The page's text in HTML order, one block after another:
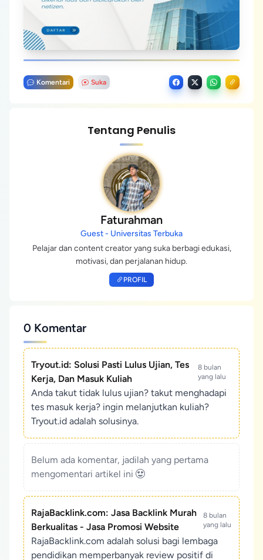
Komentari Suka
Tentang Penulis
Faturahman
Guest - Universitas Terbuka
Pelajar dan content creator yang suka berbagi edukasi,
motivasi, dan perjalanan hidup.
PROFIL
0 Komentar
Tryout.id: Solusi Pasti Lulus Ujian, Tes
Kerja, Dan Masuk Kuliah
8 bulan
yang lalu
Anda takut tidak lulus ujian? takut menghadapi
tes masuk kerja? ingin melanjutkan kuliah?
Tryout.id adalah solusinya.
Belum ada komentar, jadilah yang pertama
mengomentari artikel ini
RajaBacklink.com: Jasa Backlink Murah
Berkualitas - Jasa Promosi Website
8 bulan
yang lalu
RajaBacklink.com adalah solusi bagi lembaga
pendidikan memperbanyak review positif di